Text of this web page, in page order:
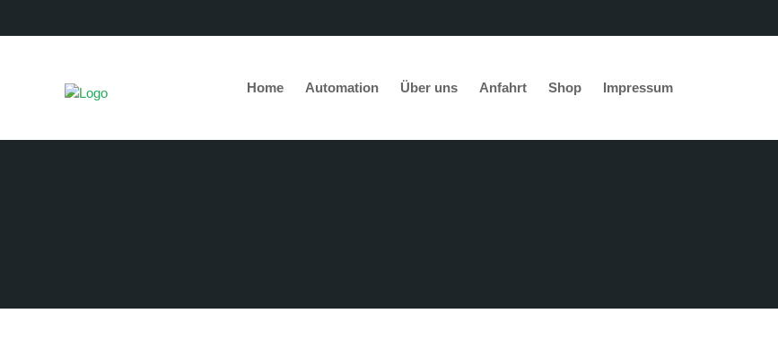
Home Automation Über uns Anfahrt Shop Impressum